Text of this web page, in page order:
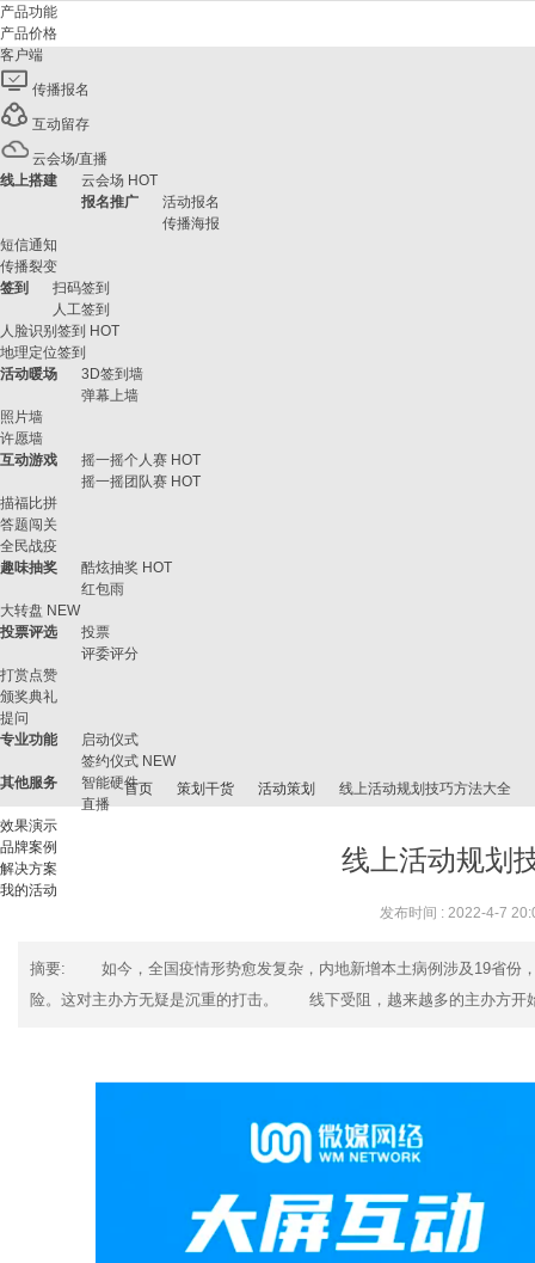
产品功能
产品价格
客户端
传播报名
互动留存
云会场/直播
线上搭建
云会场 HOT
报名推广
活动报名
传播海报
短信通知
传播裂变
签到
扫码签到
人工签到
人脸识别签到 HOT
地理定位签到
活动暖场
3D签到墙
弹幕上墙
照片墙
许愿墙
互动游戏
摇一摇个人赛 HOT
摇一摇团队赛 HOT
描福比拼
答题闯关
全民战疫
趣味抽奖
酷炫抽奖 HOT
红包雨
大转盘 NEW
投票评选
投票
评委评分
打赏点赞
颁奖典礼
提问
专业功能
启动仪式
签约仪式 NEW
其他服务
智能硬件
直播
效果演示
品牌案例
解决方案
我的活动
首页 策划干货 活动策划 线上活动规划技巧方法大全
线上活动规划
发布时间 : 2022-4-7
摘要: 如今，全国疫情形势愈发复杂，内地新增本土病例涉及19省份
险。这对主办方无疑是沉重的打击。 线下受阻，越来越多的主办方开